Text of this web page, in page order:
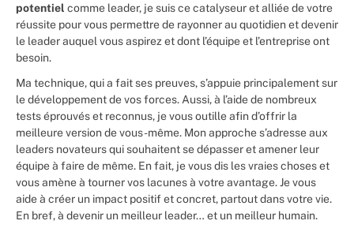
potentiel comme leader, je suis ce catalyseur et alliée de votre
réussite pour vous permettre de rayonner au quotidien et devenir
le leader auquel vous aspirez et dont l’équipe et l’entreprise ont
besoin.
Ma technique, qui a fait ses preuves, s’appuie principalement sur
le développement de vos forces. Aussi, à l’aide de nombreux
tests éprouvés et reconnus, je vous outille afin d’offrir la
meilleure version de vous-même. Mon approche s’adresse aux
leaders novateurs qui souhaitent se dépasser et amener leur
équipe à faire de même. En fait, je vous dis les vraies choses et
vous amène à tourner vos lacunes à votre avantage. Je vous
aide à créer un impact positif et concret, partout dans votre vie.
En bref, à devenir un meilleur leader… et un meilleur humain.